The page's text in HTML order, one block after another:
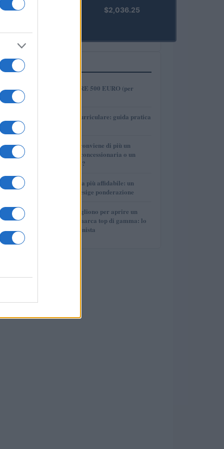
PRIME)
$2,036.25
PIÙ LETTI
1
COME INVESTIRE 500 EURO (per
2
Tirocinio extra-curriculare: guida pratica
3
Per le auto usate conviene di più un
finanziamento in concessionaria o un
prestito personale?
4
La macchina usata più affidabile: un
investimento che esige ponderazione
5
Quanti soldi ci vogliono per aprire un
autosalone multimarca top di gamma: lo
spiega il professionista